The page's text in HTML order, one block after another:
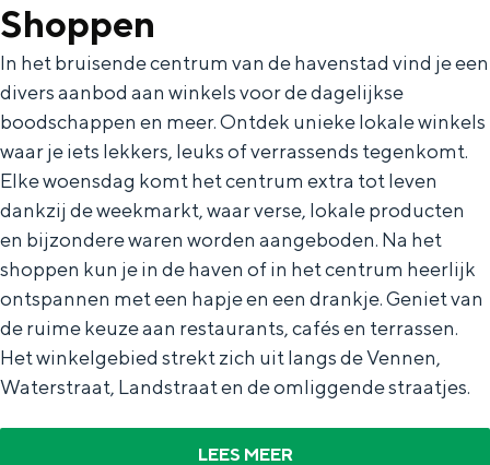
Waddenzee, midden in het groen of bij
Lunchen in de stad
Naar het museum
S
e
l
e
c
nln
l
Nederlands
EnglishenG
o
t
Deutsch deG
e
h
Shoppen
In het bruisende centrum van de havenstad vind je een
divers aanbod aan winkels voor de dagelijkse
boodschappen en meer. Ontdek unieke lokale winkels
waar je iets lekkers, leuks of verrassends tegenkomt.
Elke woensdag komt het centrum extra tot leven
dankzij de weekmarkt, waar verse, lokale producten
en bijzondere waren worden aangeboden. Na het
shoppen kun je in de haven of in het centrum heerlijk
ontspannen met een hapje en een drankje. Geniet van
de ruime keuze aan restaurants, cafés en terrassen.
Het winkelgebied strekt zich uit langs de Vennen,
Waterstraat, Landstraat en de omliggende straatjes.
LEES MEER